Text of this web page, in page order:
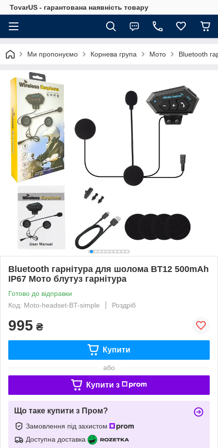
TovarUS - гарантована наявність товару
Ми пропонуємо Корнева група Мото Bluetooth
Bluetooth гарнітура для шолома BT12 500mAh
IP67 Мото блутуз гарнітура
Готово до відправки
Код: Moto-headset-BT-simple
Роздріб
995 ₴
Купити
або
Купити з
Що таке купити з Пром?
Замовлення під захистом
Доступна доставка